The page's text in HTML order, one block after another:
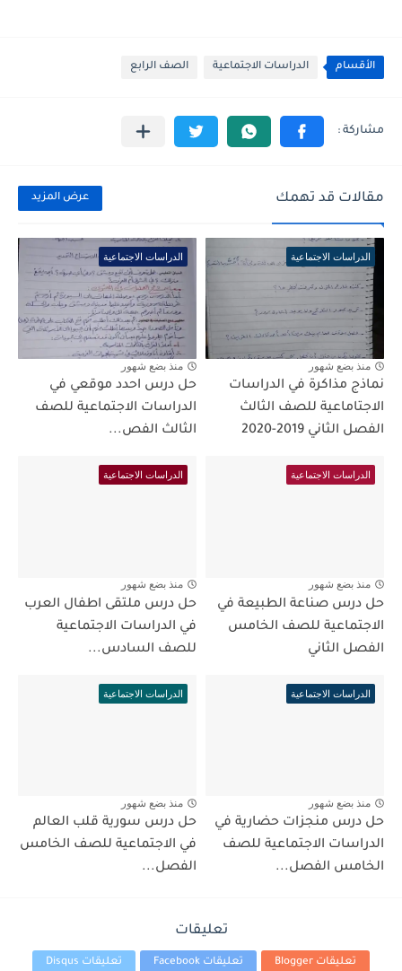
الأقسام الدراسات الاجتماعية الصف الرابع
مقالات قد تهمك عرض المزيد
الدراسات الاجتماعية
منذ بضع شهور
نماذج مذاكرة في الدراسات
الاجتاماعية للصف الثالث
الفصل الثاني 2019-2020
الدراسات الاجتماعية
منذ بضع شهور
حل درس احدد موقعي في
الدراسات الاجتماعية للصف
الثالث الفص...
الدراسات الاجتماعية
منذ بضع شهور
حل درس صناعة الطبيعة في
الاجتماعية للصف الخامس
الفصل الثاني
الدراسات الاجتماعية
منذ بضع شهور
حل درس ملتقى اطفال العرب
في الدراسات الاجتماعية
للصف السادس...
الدراسات الاجتماعية
منذ بضع شهور
حل درس منجزات حضارية في
الدراسات الاجتماعية للصف
الخامس الفصل...
الدراسات الاجتماعية
منذ بضع شهور
حل درس سورية قلب العالم
في الاجتماعية للصف الخامس
الفصل...
تعليقات
تعليقات Blogger تعليقات Facebook تعليقات Disqus